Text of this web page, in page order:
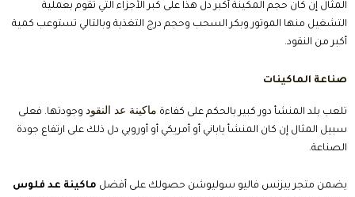
المثال إن كان حجم المكينة أكبر دل هذا على كبر الأجزاء التي تقوم بعملية
التشغيل منها الموتور وبكر السحب وحجم درج التغذية وبالتالي تستوعب كمية
أكبر من النقود.
صناعة الماكينات
تلعب بلد المنشأ دور كبير بالحكم على كفاءة ماكينة عد النقود وجودتها. فعلى
سبيل المثال إن كان المنشأ ياباني أو أمريكي أو أوروبي دل ذلك على ارتفاع جودة
الصناعة.
يضمن متجر بيزنس فاليو سوليوشن حصولك على أفضل ماكينة عد فلوس